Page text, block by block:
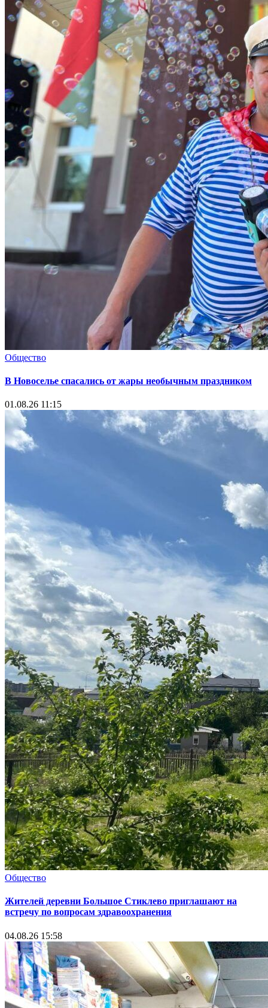
Общество
В Новоселье спасались от жары необычным праздником
01.08.26 11:15
Общество
Жителей деревни Большое Стиклево приглашают на
встречу по вопросам здравоохранения
04.08.26 15:58